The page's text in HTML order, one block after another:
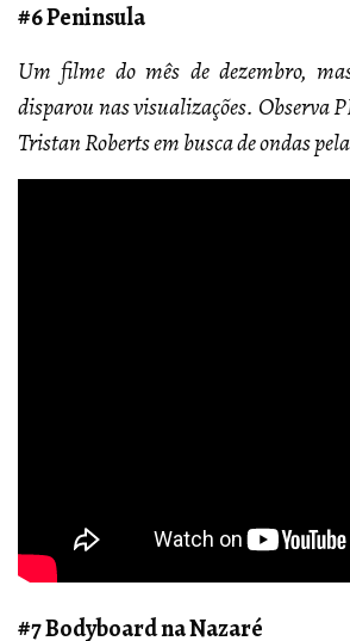
#6 Peninsula
Um filme do mês de dezembro,
disparou nas visualizações. Observa
Tristan Roberts em busca de ondas
#7 Bodyboard na Nazaré